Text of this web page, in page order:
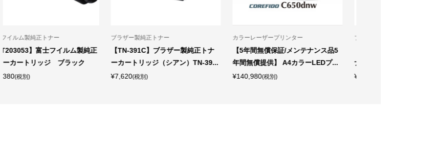
カラーレーザープリンター
【5年間無償保証/メンテナンス品5
年間無償提供】 A4カラーLEDプ...
¥140,980
ブラザー製純正トナー
【TN299XLM】ブラザー製純正ト
ナーカートリッジ（マゼンタ）T...
¥13,030
リコー製純正トナー
【マゼンタ P C375】リコー製純正
RICOH トナー マゼンタ P C375
¥6,180(税別)